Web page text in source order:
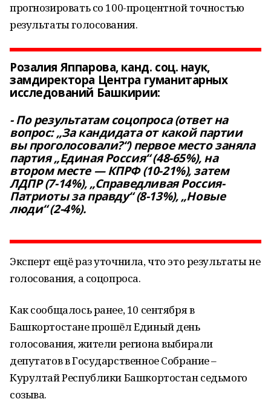
прогнозировать со 100-процентной точностью
результаты голосования.
Розалия Яппарова, канд. соц. наук,
замдиректора Центра гуманитарных
исследований Башкирии:
- По результатам соцопроса (ответ на
вопрос: „За кандидата от какой партии
вы проголосовали?“) первое место заняла
партия „Единая Россия“ (48-65%), на
втором месте — КПРФ (10-21%), затем
ЛДПР (7-14%), „Справедливая Россия-
Патриоты за правду“ (8-13%), „Новые
люди“ (2-4%).
Эксперт ещё раз уточнила, что это результаты не
голосования, а соцопроса.
Как сообщалось ранее, 10 сентября в
Башкортостане прошёл Единый день
голосования, жители региона выбирали
депутатов в Государственное Собрание –
Курултай Республики Башкортостан седьмого
созыва.